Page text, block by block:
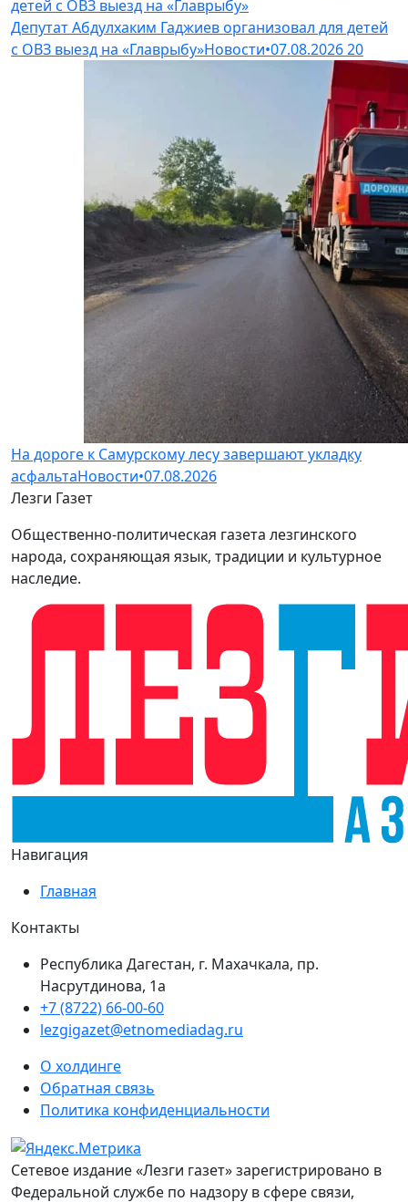
Депутат Абдулхаким Гаджиев организовал для детей
с ОВЗ выезд на «Главрыбу»Новости•07.08.202620
На дороге к Самурскому лесу завершают укладку
асфальтаНовости•07.08.2026
Лезги Газет
Общественно-политическая газета лезгинского
народа, сохраняющая язык, традиции и культурное
наследие.
Навигация
Главная
Контакты
Республика Дагестан, г. Махачкала, пр.
Насрутдинова, 1а
+7 (8722) 66-00-60
lezgigazet@etnomediadag.ru
О холдинге
Обратная связь
Политика конфиденциальности
Сетевое издание «Лезги газет» зарегистрировано в
Федеральной службе по надзору в сфере связи,